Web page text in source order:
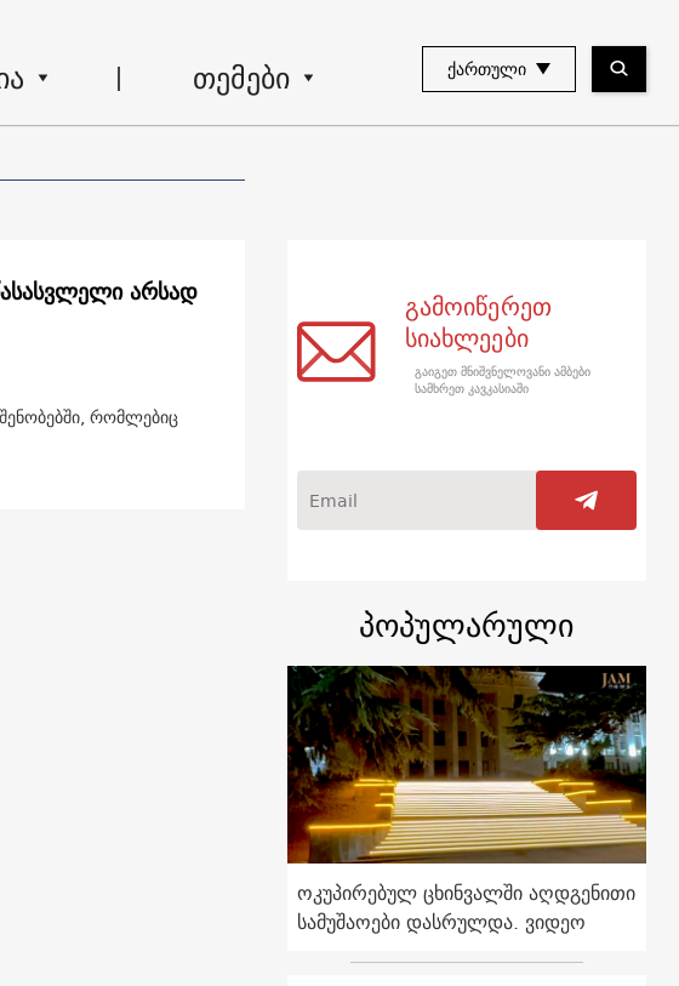
თემები ᲥᲐᲠᲗᲣᲚᲘ
არსად
რომლებიც
გამოიწერეთ
სიახლეები
გაიგეთ მნიშვნელოვანი ამბები
სამხრეთ კავკასიაში
პოპულარული
ოკუპირებულ ცხინვალში აღდგენითი
სამუშაოები დასრულდა. ვიდეო